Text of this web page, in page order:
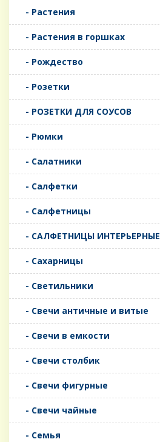
- Растения
- Растения в горшках
- Рождество
- Розетки
- РОЗЕТКИ ДЛЯ СОУСОВ
- Рюмки
- Салатники
- Салфетки
- Салфетницы
- САЛФЕТНИЦЫ ИНТЕРЬЕРНЫЕ
- Сахарницы
- Светильники
- Свечи античные и витые
- Свечи в емкости
- Свечи столбик
- Свечи фигурные
- Свечи чайные
- Семья